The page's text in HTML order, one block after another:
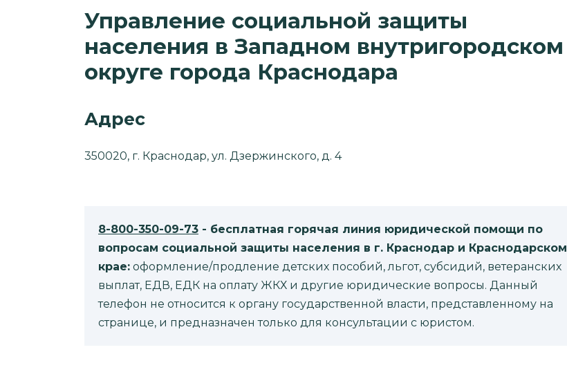
Управление социальной защиты
населения в Западном внутригородском
округе города Краснодара
Адрес
350020, г. Краснодар, ул. Дзержинского, д. 4
8-800-350-09-73 - бесплатная горячая линия юридической помощи по
вопросам социальной защиты населения в г. Краснодар и Краснодарском
крае: оформление/продление детских пособий, льгот, субсидий, ветеранских
выплат, ЕДВ, ЕДК на оплату ЖКХ и другие юридические вопросы. Данный
телефон не относится к органу государственной власти, представленному на
странице, и предназначен только для консультации с юристом.